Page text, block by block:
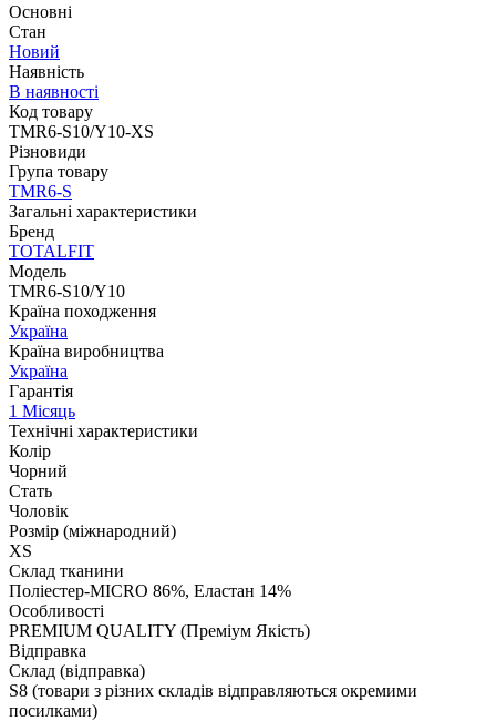
Основні
Стан
Новий
Наявність
В наявності
Код товару
TMR6-S10/Y10-XS
Різновиди
Група товару
TMR6-S
Загальні характеристики
Бренд
TOTALFIT
Модель
TMR6-S10/Y10
Країна походження
Україна
Країна виробництва
Україна
Гарантія
1 Місяць
Технічні характеристики
Колір
Чорний
Стать
Чоловік
Розмір (міжнародний)
XS
Склад тканини
Поліестер-MICRO 86%, Еластан 14%
Особливості
PREMIUM QUALITY (Преміум Якість)
Відправка
Склад (відправка)
S8 (товари з різних складів відправляються окремими
посилками)